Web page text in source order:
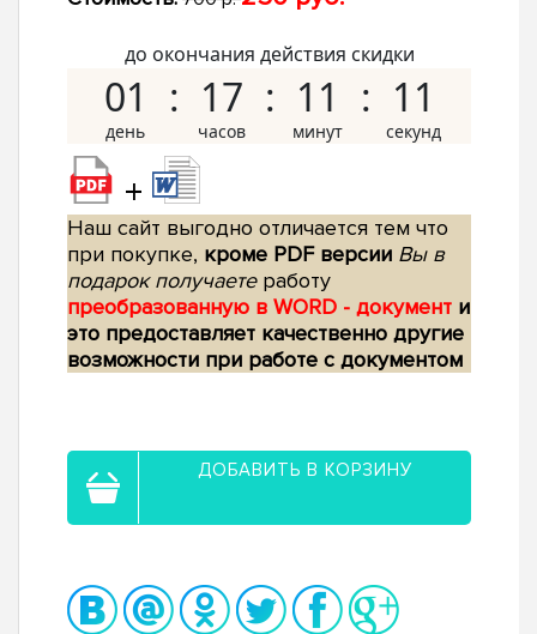
до окончания действия скидки
01 17 11 10
+
Наш сайт выгодно отличается тем что
при покупке, кроме PDF версии Вы в
подарок получаетеработу
преобразованную в WORD - документ и
это предоставляет качественно другие
возможности при работе с документом
ДОБАВИТЬ В КОРЗИНУ